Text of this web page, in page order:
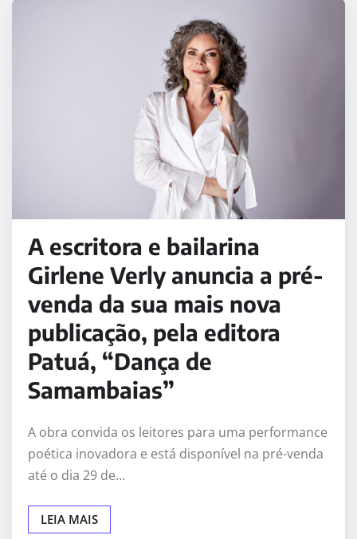
A escritora e bailarina
Girlene Verly anuncia a pré-
venda da sua mais nova
publicação, pela editora
Patuá, “Dança de
Samambaias”
A obra convida os leitores para uma performance
poética inovadora e está disponível na pré-venda
até o dia 29 de…
LEIA MAIS